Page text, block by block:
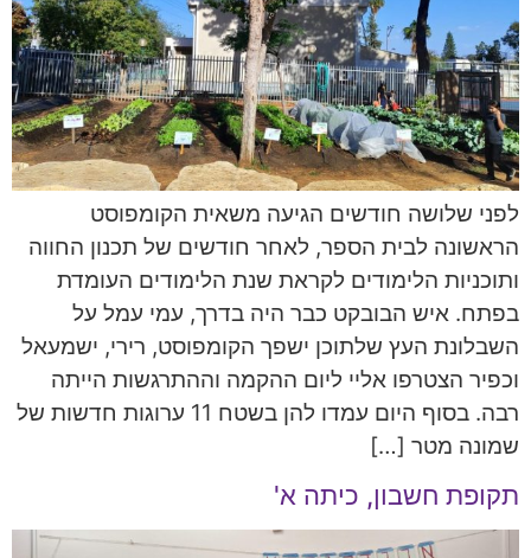
לפני שלושה חודשים הגיעה משאית הקומפוסט
הראשונה לבית הספר, לאחר חודשים של תכנון החווה
ותוכניות הלימודים לקראת שנת הלימודים העומדת
בפתח. איש הבובקט כבר היה בדרך, עמי עמל על
השבלונת העץ שלתוכן ישפך הקומפוסט, רירי, ישמעאל
וכפיר הצטרפו אליי ליום ההקמה וההתרגשות הייתה
רבה. בסוף היום עמדו להן בשטח 11 ערוגות חדשות של
שמונה מטר […]
תקופת חשבון, כיתה א'